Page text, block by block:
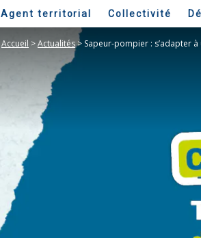
Agent territorial Collectivité
Accueil >Actualités> Sapeur-pompier : s’adapter